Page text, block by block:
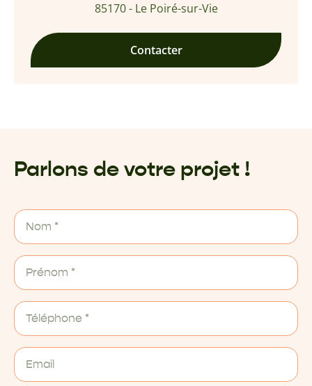
85170 - Le Poiré-sur-Vie
Contacter
Parlons de votre projet !